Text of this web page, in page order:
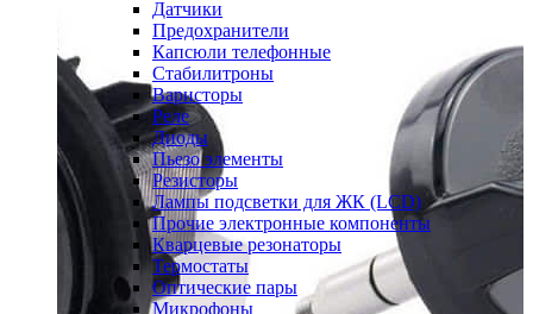
Датчики
Предохранители
Капсюли телефонные
Стабилитроны
Варисторы
Реле
Диоды
Пьезо элементы
Резисторы
Лампы подсветки для ЖК (LCD)
Прочие электронные компоненты
Кварцевые резонаторы
Термостаты
Оптические пары
Микрофоны